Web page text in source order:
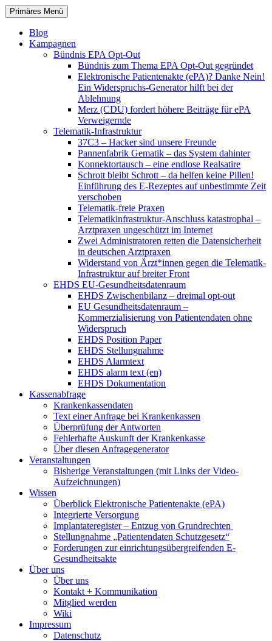
Zum
Inhalt
springen
patientenrechte-datenschutz.de
Suchen
Primäres Menü
Blog
Kampagnen
Bündnis EPA Opt-Out
Bündnis zum Thema EPA Opt-Out gegründet
Elektronische Patientenakte (ePA)? Danke Nein!
Ein Widerspruchs-Generator hilft bei der
Ablehnung
Merz (CDU) fordert höhere Beiträge für ePA
Verweigernde
Telematik-Infrastruktur
37C3 – Hacker sind unsere Freunde
Pannenfabrik Gematik – das System dahinter
Konnektortausch – eine endlose Realsatire
Schrott bleibt Schrott – da helfen keine Pillen!
Einführung des E-Rezeptes auf unbestimmte Zeit
verschoben
Telematik-freie Praxen
Telematikinfrastruktur-Anschluss katastrophal –
Arztpraxen ungeschützt im Internet
Zwei Administratoren retten die Datensicherheit
in deutschen Arztpraxen
Widerstand von Ärzt*innen gegen die Telematik-
Infrastruktur auf breiter Front
EHDS EU-Gesundheitsdatenraum
EHDS Zwischenbilanz – dreimal opt-out
EU Gesundheitsdatenraum –
Kommerzialisierung von Patientendaten ohne
Widerspruch
EHDS Position Paper
EHDS Stellungnahme
EHDS Alarmtext
EHDS alarm text (en)
EHDS Dokumentation
Kassenabfrage
Krankenkassendaten
Text einer Anfrage bei Krankenkassen
Überprüfung der Antworten
Fehlerhafte Auskunft der Krankenkasse
Über diesen Anfragegenerator
Veranstaltungen
Bisherige Veranstaltungen (mit Links der Video-
Aufzeichnungen)
Wissen
Überblick Elektronische Patientenakte (ePA)
Integrierte Versorgung
Implantateregister – Entzug von Grundrechten
Stellungnahme „Patientendaten Schutzgesetz“
Forderungen zur einrichtungsübergreifenden E-
Gesundheitsakte
Über uns
Über uns
Kontakt + Kommunikation
Mitglied werden
Wiki
Impressum
Datenschutz